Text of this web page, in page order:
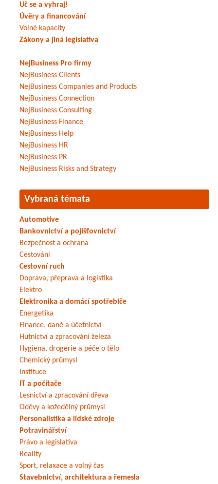
Uč se a vyhraj!
Úvěry a financování
Volné kapacity
Zákony a jiná legislativa
NejBusiness Pro firmy
NejBusiness Clients
NejBusiness Companies and Products
NejBusiness Connection
NejBusiness Consulting
NejBusiness Finance
NejBusiness Help
NejBusiness HR
NejBusiness PR
NejBusiness Risks and Strategy
Vybraná témata
Automotive
Bankovnictví a pojišťovnictví
Bezpečnost a ochrana
Cestování
Cestovní ruch
Doprava, přeprava a logistika
Elektro
Elektronika a domácí spotřebiče
Energetika
Finance, daně a účetnictví
Hutnictví a zpracování železa
Hygiena, drogerie a péče o tělo
Chemický průmysl
Instituce
IT a počítače
Lesnictví a zpracování dřeva
Oděvy a kožedělný průmysl
Personalistika a lidské zdroje
Potravinářství
Právo a legislativa
Reality
Sport, relaxace a volný čas
Stavebnictví, architektura a řemesla